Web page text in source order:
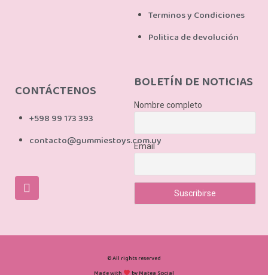
Terminos y Condiciones
Politica de devolución
CONTÁCTENOS
+598 99 173 393
contacto@gummiestoys.com.uy
BOLETÍN DE NOTICIAS
Nombre completo
Email
© All rights reserved